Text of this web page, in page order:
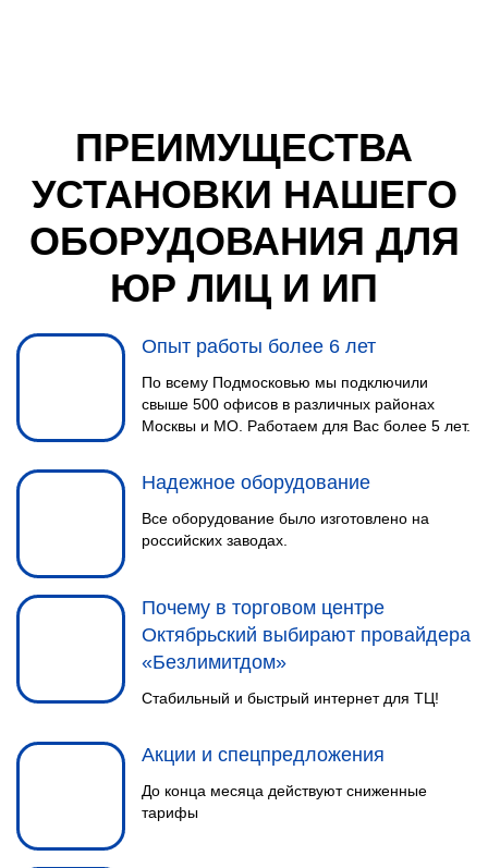
ПРЕИМУЩЕСТВА
УСТАНОВКИ НАШЕГО
ОБОРУДОВАНИЯ ДЛЯ
ЮР ЛИЦ И ИП
Опыт работы более 6 лет
По всему Подмосковью мы подключили
свыше 500 офисов в различных районах
Москвы и МО. Работаем для Вас более 5 лет.
Надежное оборудование
Все оборудование было изготовлено на
российских заводах.
Почему в торговом центре
Октябрьский выбирают провайдера
«Безлимитдом»
Стабильный и быстрый интернет для ТЦ!
Акции и спецпредложения
До конца месяца действуют сниженные
тарифы
4
МОНТАЖНЫЕ РАБОТЫ
Инженер выполнит монтаж
спутниковой тарелки, заведет
кабеля в помещение и установит
5
НАСТРОЙКА
Настраиваем оборудование так,
чтобы избежать возможных
сбоев при его работе.